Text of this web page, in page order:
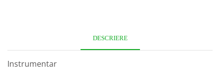
DESCRIERE
Instrumentar